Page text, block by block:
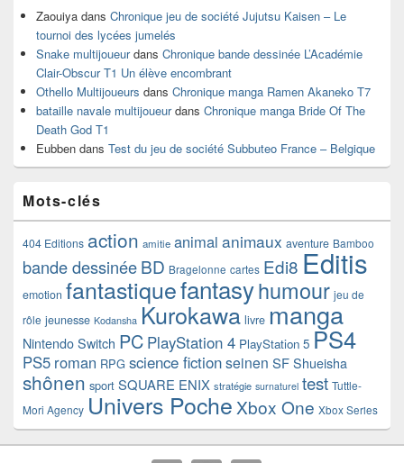
Zaouiya dans Chronique jeu de société Jujutsu Kaisen – Le
tournoi des lycées jumelés
Snake multijoueurdans Chronique bande dessinée L’Académie
Clair-Obscur T1 Un élève encombrant
Othello Multijoueurs dans Chronique manga Ramen Akaneko T7
bataille navale multijoueurdans Chronique manga Bride Of The
Death God T1
Eubben dans Test du jeu de société Subbuteo France – Belgique
Mots-clés
404 Editions action amitie animal animaux aventure Bamboo
bande dessinéeBD Bragelonne cartes Edi8 Editis
emotion fantastiquefantasyhumour jeu de
rôle jeunesse Kodansha Kurokawa livre manga
Nintendo Switch PC PlayStation 4 PlayStation 5 PS4
PS5 roman RPG science fictionseinen SF Shueisha
shônen sport SQUARE ENIX stratégie surnaturel test Tuttle-
Mori Agency Univers Poche Xbox One Xbox Series